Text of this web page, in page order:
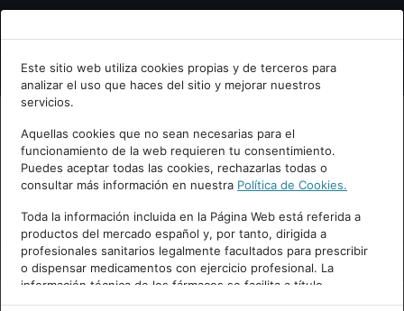
Bienvenid@ a psiquiatria.com
Escribe tu Email
Accede o regístrate con tu email.
Cancelar
Este sitio web utiliza cookies propias y de terceros para
analizar el uso que haces del sitio y mejorar nuestros
servicios.
Aquellas cookies que no sean necesarias para el
funcionamiento de la web requieren tu consentimiento.
Puedes aceptar todas las cookies, rechazarlas todas o
consultar más información en nuestra Política de Cookies.
Toda la información incluida en la Página Web está referida a
productos del mercado español y, por tanto, dirigida a
profesionales sanitarios legalmente facultados para prescribir
o dispensar medicamentos con ejercicio profesional. La
información técnica de los fármacos se facilita a título
meramente informativo, siendo responsabilidad de los